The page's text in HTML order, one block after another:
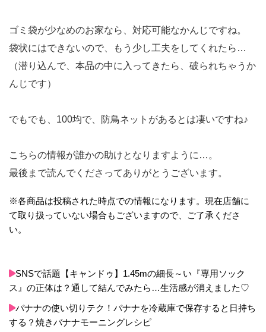
ゴミ袋が少なめのお家なら、対応可能なかんじですね。
袋状にはできないので、もう少し工夫をしてくれたら…
（潜り込んで、本品の中に入ってきたら、破られちゃうか
んじです）
でもでも、100均で、防鳥ネットがあるとは凄いですね♪
こちらの情報が誰かの助けとなりますように…。
最後まで読んでくださってありがとうございます。
※各商品は投稿された時点での情報になります。現在店舗に
て取り扱っていない場合もございますので、ご了承くださ
い。
SNSで話題【キャンドゥ】1.45mの細長～い『専用ソック
ス』の正体は？通して結んでみたら…生活感が消えました♡
バナナの使い切りテク！バナナを冷蔵庫で保存すると日持ち
する？焼きバナナモーニングレシピ